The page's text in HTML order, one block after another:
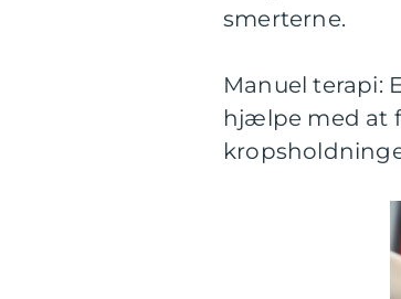
smerterne.
Manuel terapi:
hjælpe med at